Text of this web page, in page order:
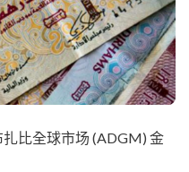
比全球市场 (ADGM) 金